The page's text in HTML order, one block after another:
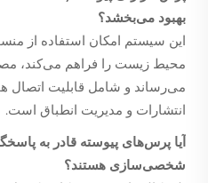
بهبود می‌بخشد؟
این سیستم امکان استفاده از
محیط زیست را فراهم می‌کند،
می‌رساند و شامل قابلیت اتصال
انتشارات و مدیریت انطباق است.
آیا پرس‌های پیوسته قادر به
شخصی‌سازی هستند؟